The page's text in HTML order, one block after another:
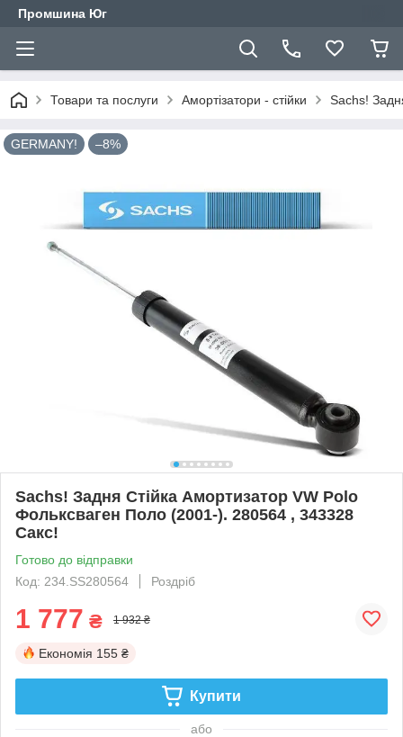
Промшина Юг
Товари та послуги Амортізатори - стійки Sachs!
GERMANY! –8%
Sachs! Задня Стійка Амортизатор VW Polo
Фольксваген Поло (2001-). 280564 , 343328
Сакс!
Готово до відправки
Код: 234.SS280564
Роздріб
1 777 ₴ 1 932 ₴
Економія 155 ₴
Купити
або